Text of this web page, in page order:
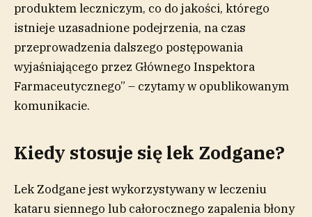
produktem leczniczym, co do jakości, którego
istnieje uzasadnione podejrzenia, na czas
przeprowadzenia dalszego postępowania
wyjaśniającego przez Głównego Inspektora
Farmaceutycznego” – czytamy w opublikowanym
komunikacie.
Kiedy stosuje się lek Zodgane?
Lek Zodgane jest wykorzystywany w leczeniu
kataru siennego lub całorocznego zapalenia błony